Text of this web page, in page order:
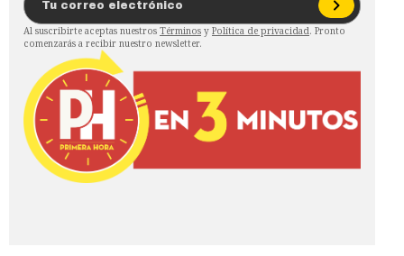
Al suscribirte aceptas nuestros Términos y Política de privacidad. Pronto
comenzarás a recibir nuestro newsletter.